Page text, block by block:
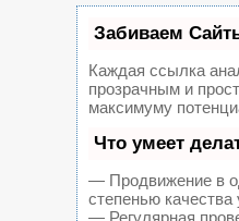
Забиваем
Каждая ссылка
прозрачным и
максимуму
Что умеет
— Продвижение в
степенью
— Регулярная